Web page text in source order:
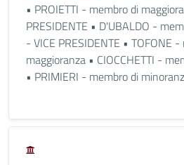
• PROIETTI - membro di
PRESIDENTE • D'UBALDO -
- VICE PRESIDENTE • TOFONE
maggioranza • CIOCCHETTI -
• PRIMIERI - membro di